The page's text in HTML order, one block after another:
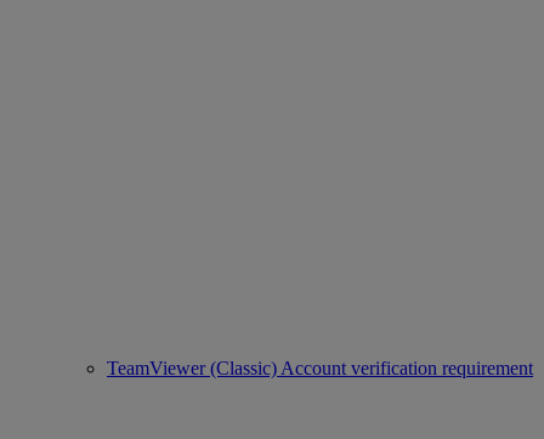
TeamViewer (Classic) Account verification requirement